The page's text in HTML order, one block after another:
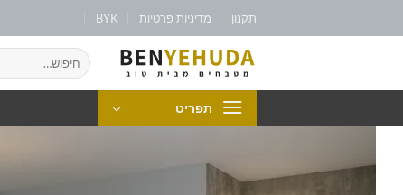
תקנון מדיניות פרטיות BYK
תפריט